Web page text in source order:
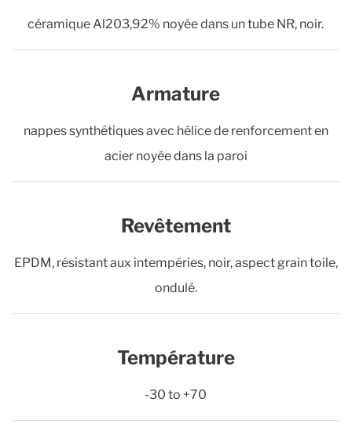
céramique Al203,92% noyée dans un tube NR, noir.
Armature
nappes synthétiques avec hélice de renforcement en
acier noyée dans la paroi
Revêtement
EPDM, résistant aux intempéries, noir, aspect grain toile,
ondulé.
Température
-30 to +70